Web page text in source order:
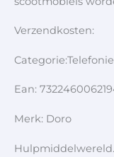
Verzendkosten:
Ean:
Merk: Doro